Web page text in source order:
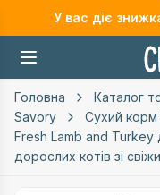
У вас діє
Головна Каталог
Savory
Сухий корм
Fresh Lamb and Turkey
дорослих котів зі